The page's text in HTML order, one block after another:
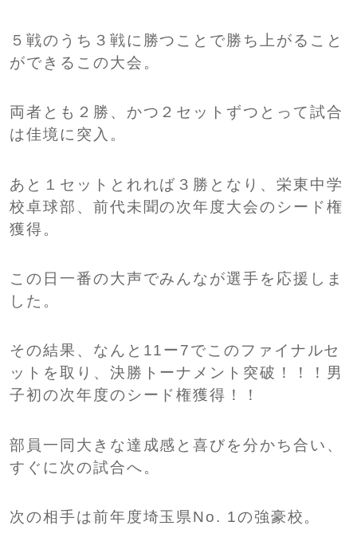
５戦のうち３戦に勝つことで勝ち上がること
ができるこの大会。
両者とも２勝、かつ２セットずつとって試合
は佳境に突入。
あと１セットとれれば３勝となり、栄東中学
校卓球部、前代未聞の次年度大会のシード権
獲得。
この日一番の大声でみんなが選手を応援しま
した。
その結果、なんと11ー7でこのファイナルセ
ットを取り、決勝トーナメント突破！！！男
子初の次年度のシード権獲得！！
部員一同大きな達成感と喜びを分かち合い、
すぐに次の試合へ。
次の相手は前年度埼玉県No. 1の強豪校。